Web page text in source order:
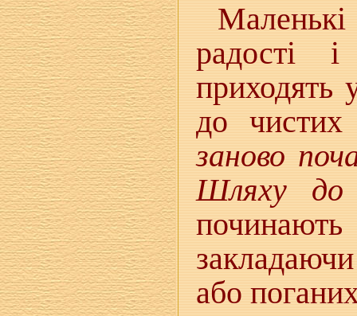
радості
приходять
до
заново
Шляху до
або